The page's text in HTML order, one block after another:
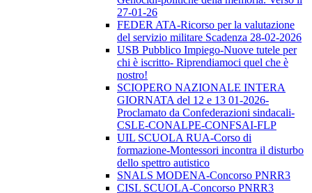
27-01-26
FEDER ATA-Ricorso per la valutazione
del servizio militare Scadenza 28-02-2026
USB Pubblico Impiego-Nuove tutele per
chi è iscritto- Riprendiamoci quel che è
nostro!
SCIOPERO NAZIONALE INTERA
GIORNATA del 12 e 13 01-2026-
Proclamato da Confederazioni sindacali-
CSLE-CONALPE-CONFSAI-FLP
UIL SCUOLA RUA-Corso di
formazione-Montessori incontra il disturbo
dello spettro autistico
SNALS MODENA-Concorso PNRR3
CISL SCUOLA-Concorso PNRR3